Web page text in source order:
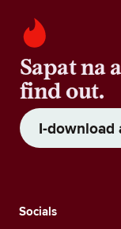
Sapat na
find out.
I-download
Socials